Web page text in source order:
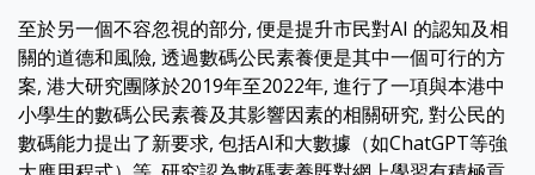
至於另一個不容忽視的部分, 便是提升市民對AI 的認知及相
關的道德和風險, 透過數碼公民素養便是其中一個可行的方
案, 港大研究團隊於2019年至2022年, 進行了一項與本港中
小學生的數碼公民素養及其影響因素的相關研究, 對公民的
數碼能力提出了新要求, 包括AI和大數據（如ChatGPT等強